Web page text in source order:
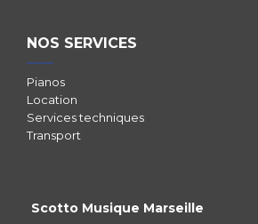
NOS SERVICES
Pianos
Location
Services techniques
Transport
Scotto Musique Marseille